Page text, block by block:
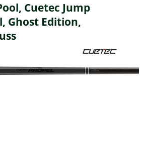
Cuetec Jump
Ghost Edition,